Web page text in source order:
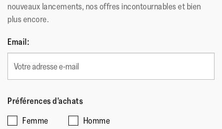
nouveaux lancements, nos offres incontournables et bien
plus encore.
Email:
Préférences d'achats
Femme
Homme